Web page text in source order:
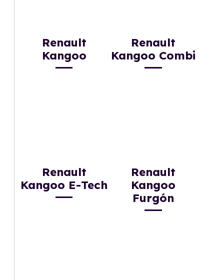
Renault
Kangoo
Renault
Kangoo Combi
Renault
Kangoo E-Tech
Renault
Kangoo
Furgón